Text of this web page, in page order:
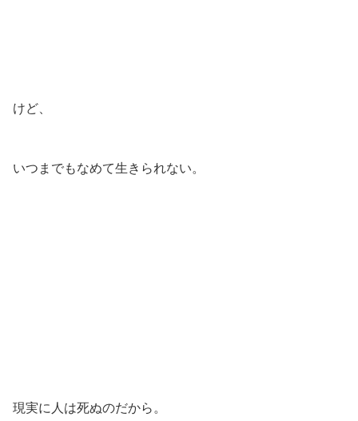
けど、
いつまでもなめて生きられない。
現実に人は死ぬのだから。